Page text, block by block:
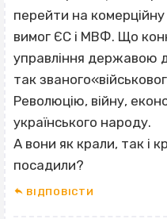
перейти на
вимог ЄС і МВФ. Що
управління державою
так
Революцію, війну,
українського народу.
А вони як крали, так і
посадили?
ВІДПОВІCТИ